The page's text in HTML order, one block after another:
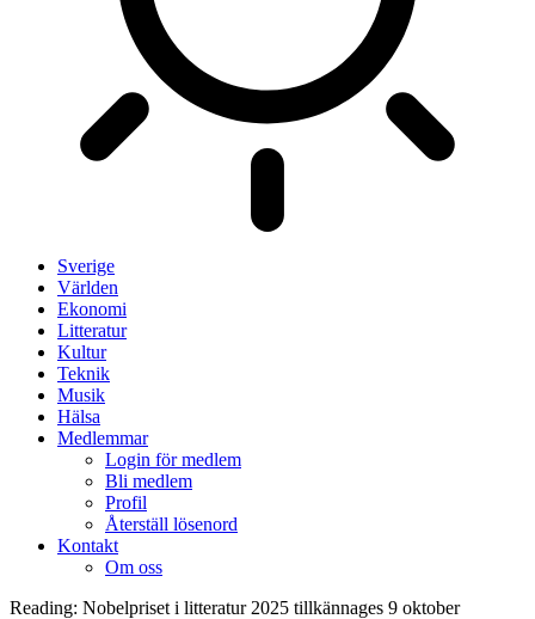
Sverige
Världen
Ekonomi
Litteratur
Kultur
Teknik
Musik
Hälsa
Medlemmar
Login för medlem
Bli medlem
Profil
Återställ lösenord
Kontakt
Om oss
Reading: Nobelpriset i litteratur 2025 tillkännages 9 oktober